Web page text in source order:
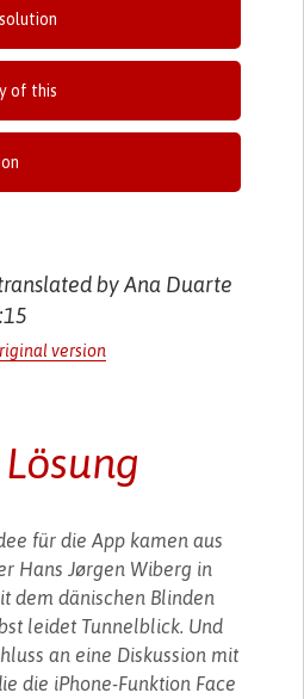
of this
by Ana Duarte
version
für die App kamen aus
Hans Jørgen Wiberg in
dem dänischen Blinden
leidet Tunnelblick. Und
an eine Diskussion mit
die iPhone-Funktion Face